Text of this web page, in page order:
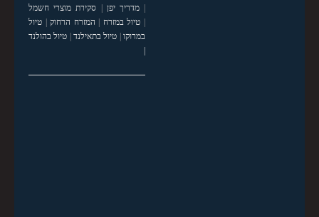
|מדריך יפן | סקירת מוצרי חשמל
| טיול במזרח | המזרח הרחוק| טיול
במרוקו| טיול בתאילנד| טיול בהולנד
|